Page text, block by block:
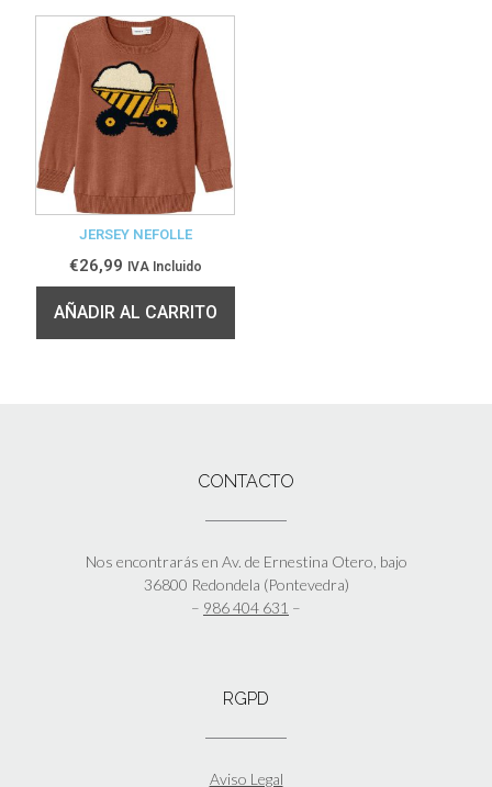
JERSEY NEFOLLE
€26,99 IVA Incluido
AÑADIR AL CARRITO
CONTACTO
Nos encontrarás en Av. de Ernestina Otero, bajo
36800 Redondela (Pontevedra)
– 986 404 631 –
RGPD
Aviso Legal